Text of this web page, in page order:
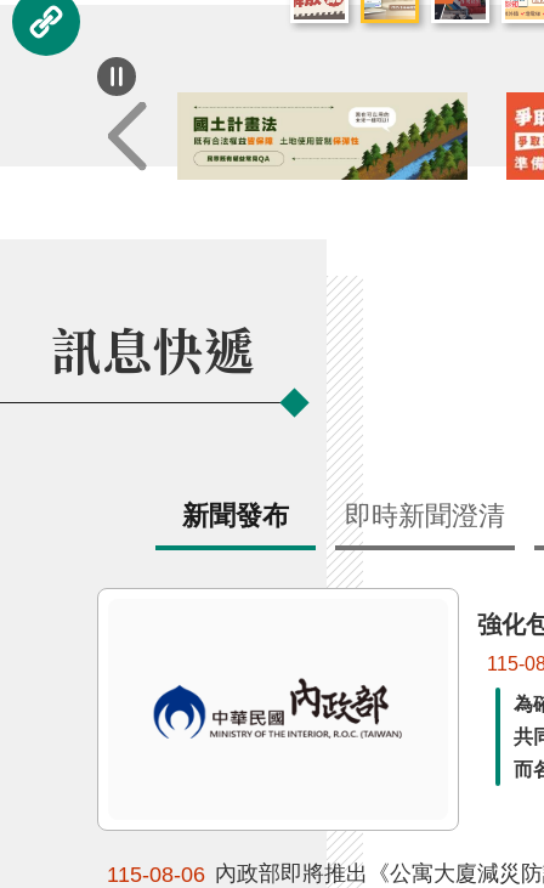
化統
相關
訊息快遞
新聞發布 即時新聞澄清
強化
115-
為
共
而
115-08-06 內政部即將推出《公寓大廈減災